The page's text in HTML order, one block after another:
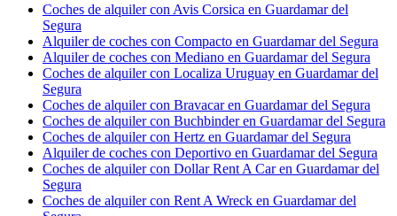
Coches de alquiler con Avis Corsica en Guardamar del
Segura
Alquiler de coches con Compacto en Guardamar del Segura
Alquiler de coches con Mediano en Guardamar del Segura
Coches de alquiler con Localiza Uruguay en Guardamar del
Segura
Coches de alquiler con Bravacar en Guardamar del Segura
Coches de alquiler con Buchbinder en Guardamar del Segura
Coches de alquiler con Hertz en Guardamar del Segura
Alquiler de coches con Deportivo en Guardamar del Segura
Coches de alquiler con Dollar Rent A Car en Guardamar del
Segura
Coches de alquiler con Rent A Wreck en Guardamar del